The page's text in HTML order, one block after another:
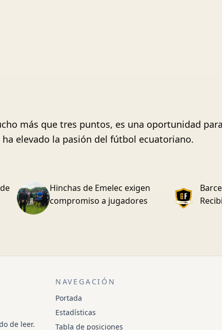
más que tres puntos, es una oportunidad
elevado la pasión del fútbol ecuatoriano.
Hinchas de Emelec exigen
compromiso a jugadores
de leer.
NAVEGACIÓN
Portada
Estadísticas
Tabla de posiciones